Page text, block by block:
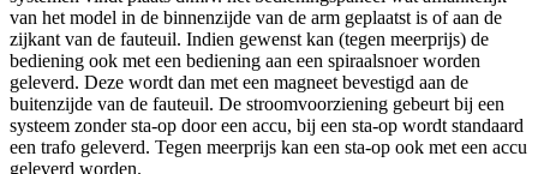
van het model in de binnenzijde van de arm geplaatst is of aan de
zijkant van de fauteuil. Indien gewenst kan (tegen meerprijs) de
bediening ook met een bediening aan een spiraalsnoer worden
geleverd. Deze wordt dan met een magneet bevestigd aan de
buitenzijde van de fauteuil. De stroomvoorziening gebeurt bij een
systeem zonder sta-op door een accu, bij een sta-op wordt standaard
een trafo geleverd. Tegen meerprijs kan een sta-op ook met een accu
geleverd worden.